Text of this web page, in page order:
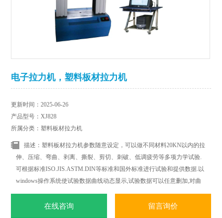
电子拉力机，塑料板材拉力机
更新时间：2025-06-26
产品型号：XJ828
所属分类：塑料板材拉力机
描述：塑料板材拉力机参数随意设定，可以做不同材料20KN以内的拉
伸、压缩、弯曲、剥离、撕裂、剪切、刺破、低调疲劳等多项力学试验.
可根据标准ISO.JIS.ASTM.DIN等标准和国外标准进行试验和提供数据.以
windows操作系统使试验数据曲线动态显示,试验数据可以任意删加,对曲
线操作更加简便.轻松.随时随地都可以进行曲线遍历.叠加.分离.缩放.打印
等全电子显示监控.
在线咨询 留言询价